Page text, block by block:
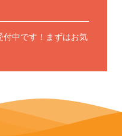
中です！ まずはお気